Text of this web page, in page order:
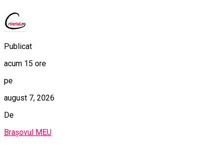
Publicat
acum 15 ore
pe
august 7, 2026
De
Brașovul MEU